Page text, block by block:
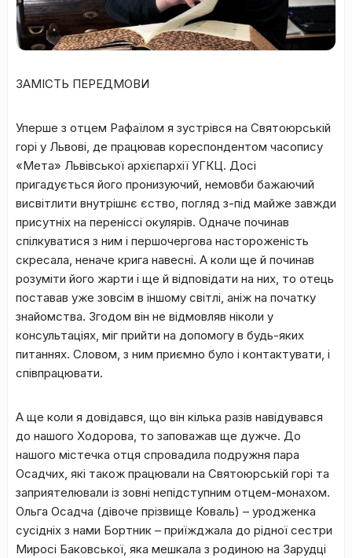
ЗАМІСТЬ ПЕРЕДМОВИ
Уперше з отцем Рафаїлом я зустрівся на Святоюрській
горі у Львові, де працював кореспондентом часопису
«Мета» Львівської архієпархії УГКЦ. Досі
пригадується його пронизуючий, немовби бажаючий
висвітлити внутрішнє єство, погляд з-під майже завжди
присутніх на переніссі окулярів. Одначе починав
спілкуватися з ним і першочергова настороженість
скресала, неначе крига навесні. А коли ще й починав
розуміти його жарти і ще й відповідати на них, то отець
поставав уже зовсім в іншому світлі, аніж на початку
знайомства. Згодом він не відмовляв ніколи у
консультаціях, міг прийти на допомогу в будь-яких
питаннях. Словом, з ним приємно було і контактувати, і
співпрацювати.
А ще коли я довідався, що він кілька разів навідувався
до нашого Ходорова, то заповажав ще дужче. До
нашого містечка отця спровадила подружня пара
Осадчих, які також працювали на Святоюрській горі та
заприятелювали із зовні непідступним отцем-монахом.
Ольга Осадча (дівоче прізвище Коваль) – уродженка
сусідніх з нами Бортник – приїжджала до рідної сестри
Миросі Баковської, яка мешкала з родиною на Зарудці